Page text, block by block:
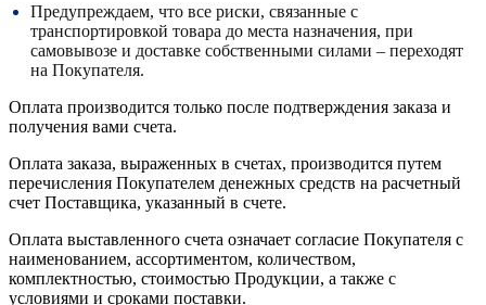
Предупреждаем, что все риски, связанные с
транспортировкой товара до места назначения, при
самовывозе и доставке собственными силами – переходят
на Покупателя.
Оплата производится только после подтверждения заказа и
получения вами счета.
Оплата заказа, выраженных в счетах, производится путем
перечисления Покупателем денежных средств на расчетный
счет Поставщика, указанный в счете.
Оплата выставленного счета означает согласие Покупателя с
наименованием, ассортиментом, количеством,
комплектностью, стоимостью Продукции, а также с
условиями и сроками поставки.